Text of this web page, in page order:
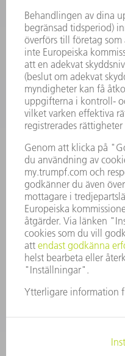
SMART FACTORY
MJUKVARA
SERVICES
TILLÄMPNINGAR
BRANSCHER
FÖRETAG
KARRIÄR
LEDIGA TJÄNSTER
FÖRETAGSPROFIL
STYRELSE
FÖRETAGSPRINCIPER
ÖVERENSSTÄMMELSE
RÅDGIVARSYSTEM
SECURITY
PRESSMEDDELANDEN
MAGASIN
HÅLLBARHET
MILJÖ & KLIMAT
SOCIALT & SAMHÄLLE
FÖRETAGSMANAGEMENT